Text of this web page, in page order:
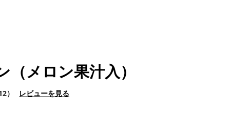
（メロン果汁入）
） レビューを見る